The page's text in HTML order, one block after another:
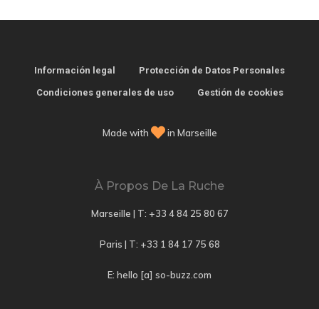
Información legal Protección de Datos Personales
Condiciones generales de uso Gestión de cookies
Made with in Marseille
À Propos De La Ruche
Marseille | T: +33 4 84 25 80 67
Paris | T: +33 1 84 17 75 68
E: hello [a] so-buzz.com